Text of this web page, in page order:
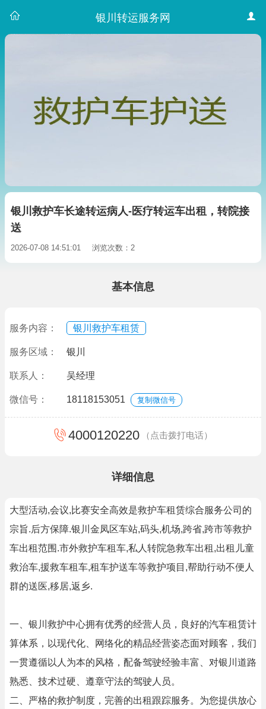
银川转运服务网
银川救护车长途转运病人-医疗转运车出租，转院接
送
2026-07-08 14:51:01 浏览次数：2
基本信息
服务内容： 银川救护车租赁
服务区域： 银川
联系人： 吴经理
微信号： 18118153051 复制微信号
4000120220 （点击拨打电话）
详细信息
大型活动,会议,比赛安全高效是救护车租赁综合服务公司的
宗旨.后方保障.银川金凤区车站,码头,机场,跨省,跨市等救护
车出租范围.市外救护车租车,私人转院急救车出租,出租儿童
救治车,援救车租车,租车护送车等救护项目,帮助行动不便人
群的送医,移居,返乡.
一、银川救护中心拥有优秀的经营人员，良好的汽车租赁计
算体系，以现代化、网络化的精品经营姿态面对顾客，我们
一贯遵循以人为本的风格，配备驾驶经验丰富、对银川道路
熟悉、技术过硬、遵章守法的驾驶人员。
二、严格的救护制度，完善的出租跟踪服务。为您提供放心